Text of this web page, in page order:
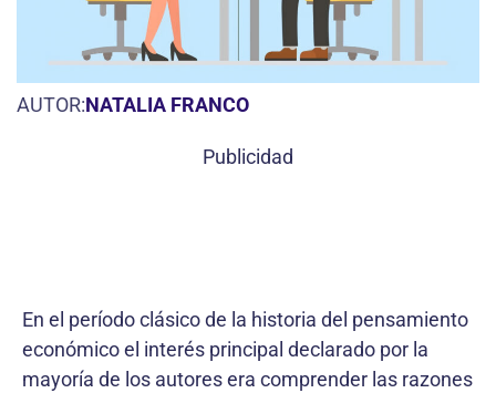
AUTOR:NATALIA FRANCO
Publicidad
En el período clásico de la historia del pensamiento
económico el interés principal declarado por la
mayoría de los autores era comprender las razones